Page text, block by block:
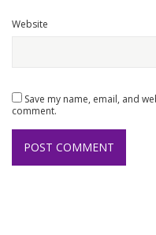
Website
Save my name, email, and
comment.